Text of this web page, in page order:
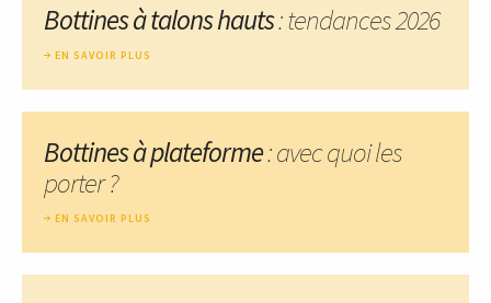
Bottines à talons hauts: tendances 2026
EN SAVOIR PLUS
Bottines à plateforme: avec quoi les
porter ?
EN SAVOIR PLUS